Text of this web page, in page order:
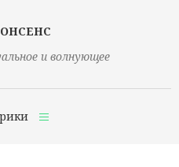
и волнующее